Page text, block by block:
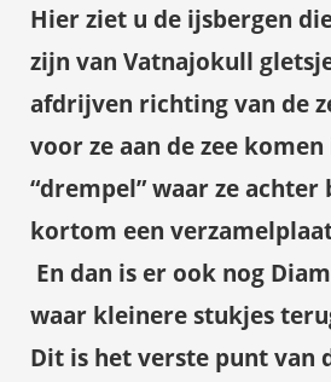
Hier ziet u de ijsbergen
zijn van Vatnajokull
afdrijven richting van de
voor ze aan de zee komen
“drempel” waar ze achter
kortom een
En dan is er ook nog
waar kleinere stukjes
Dit is het verste punt van